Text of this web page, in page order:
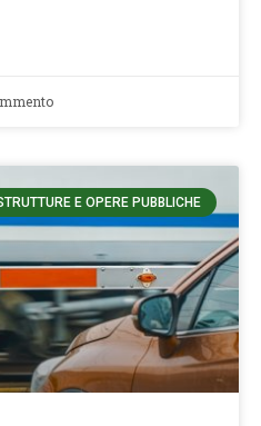
E OPERE PUBBLICHE